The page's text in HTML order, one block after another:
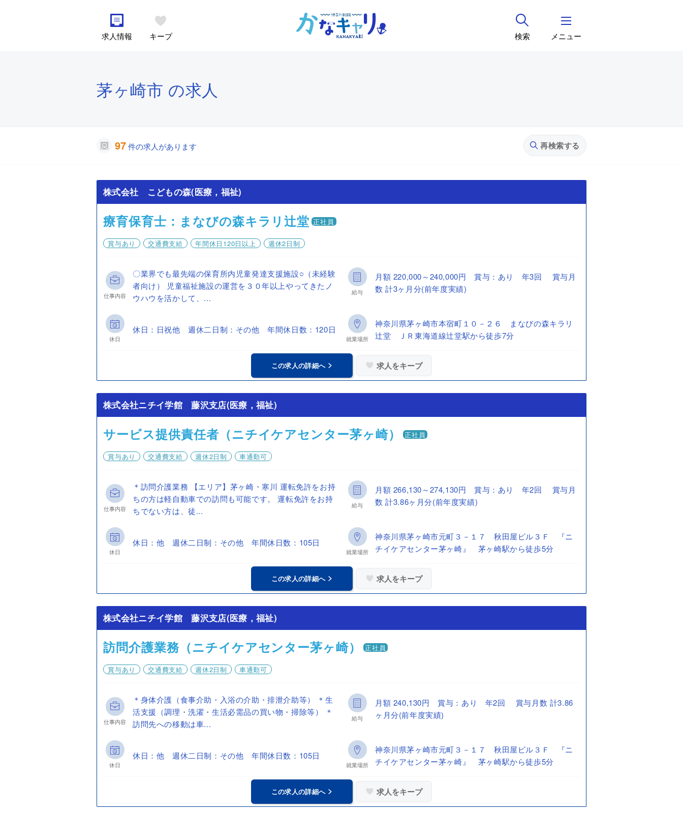
求人情報 キープ 検索 メニュー
茅ヶ崎市 の求人
97件の求人があります 再検索する
株式会社 こどもの森(医療，福祉)
療育保育士：まなびの森キラリ辻堂 正社員
賞与あり 交通費支給 年間休日120日以上 週休2日制
仕事内容
〇業界でも最先端の保育所内児童発達支援施設○（未経験
者向け） 児童福祉施設の運営を３０年以上やってきたノ
ウハウを活かして、...
給与
月額 220,000～240,000円 賞与：あり 年3回 賞与月
数 計3ヶ月分(前年度実績)
休日
休日：日祝他 週休二日制：その他 年間休日数：120日
就業場所
神奈川県茅ヶ崎市本宿町１０－２６ まなびの森キラリ
辻堂 ＪＲ東海道線辻堂駅から徒歩7分
この求人の詳細へ 求人をキープ
株式会社ニチイ学館 藤沢支店(医療，福祉)
サービス提供責任者（ニチイケアセンター茅ヶ崎） 正社員
賞与あり 交通費支給 週休2日制 車通勤可
仕事内容
＊訪問介護業務 【エリア】茅ヶ崎・寒川 運転免許をお持
ちの方は軽自動車での訪問も可能です。 運転免許をお持
ちでない方は、徒...
給与
月額 266,130～274,130円 賞与：あり 年2回 賞与月
数 計3.86ヶ月分(前年度実績)
休日
休日：他 週休二日制：その他 年間休日数：105日
就業場所
神奈川県茅ヶ崎市元町３－１７ 秋田屋ビル３Ｆ 『ニ
チイケアセンター茅ヶ崎』 茅ヶ崎駅から徒歩5分
この求人の詳細へ 求人をキープ
株式会社ニチイ学館 藤沢支店(医療，福祉)
訪問介護業務（ニチイケアセンター茅ヶ崎） 正社員
賞与あり 交通費支給 週休2日制 車通勤可
仕事内容
＊身体介護（食事介助・入浴の介助・排泄介助等） ＊生
活支援（調理・洗濯・生活必需品の買い物・掃除等） ＊
訪問先への移動は車...
給与
月額 240,130円 賞与：あり 年2回 賞与月数 計3.86
ヶ月分(前年度実績)
休日
休日：他 週休二日制：その他 年間休日数：105日
就業場所
神奈川県茅ヶ崎市元町３－１７ 秋田屋ビル３Ｆ 『ニ
チイケアセンター茅ヶ崎』 茅ヶ崎駅から徒歩5分
この求人の詳細へ 求人をキープ